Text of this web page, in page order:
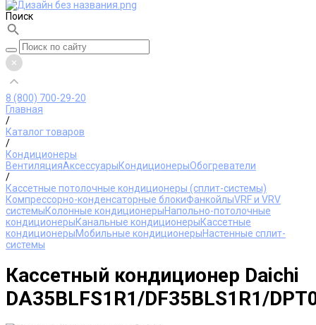
Поиск
8 (800) 700-29-20
Главная
/
Каталог товаров
/
Кондиционеры
ВентиляцияАксессуарыКондиционерыОбогреватели
/
Кассетные потолочные кондиционеры (сплит-системы)
Компрессорно-конденсаторные блокиФанкойлыVRF и VRV
системыКолонные кондиционерыНапольно-потолочные
кондиционерыКанальные кондиционерыКассетные
кондиционерыМобильные кондиционерыНастенные сплит-
системы
Кассетный кондиционер Daichi
DA35BLFS1R1/DF35BLS1R1/